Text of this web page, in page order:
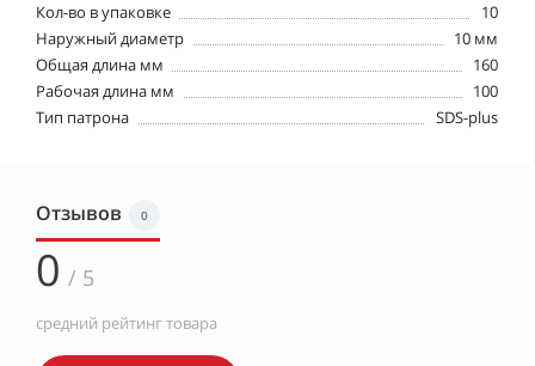
Кол-во в упаковке
10
Наружный диаметр
10 мм
Общая длина мм
160
Рабочая длина мм
100
Тип патрона
SDS-plus
Отзывов 0
0 / 5
средний рейтинг товара